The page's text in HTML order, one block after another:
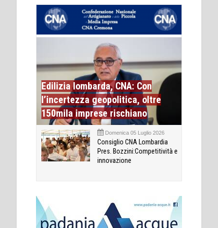
Edilizia lombarda, CNA: Con
l’incertezza geopolitica, oltre
150mila imprese rischiano
Domenica 05 Luglio 2026
Consiglio CNA Lombardia
Pres. Bozzini:Competitività e
innovazione